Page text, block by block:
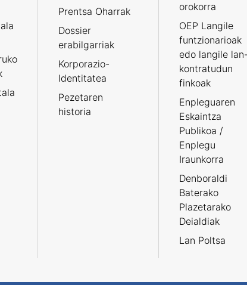
Prentsa Oharrak
Dossier
erabilgarriak
Korporazio-
Identitatea
Pezetaren
historia
orokorra
OEP Langile
funtzionarioak
edo langile lan-
kontratudun
finkoak
Enpleguaren
Eskaintza
Publikoa /
Enplegu
Iraunkorra
Denboraldi
Baterako
Plazetarako
Deialdiak
Lan Poltsa